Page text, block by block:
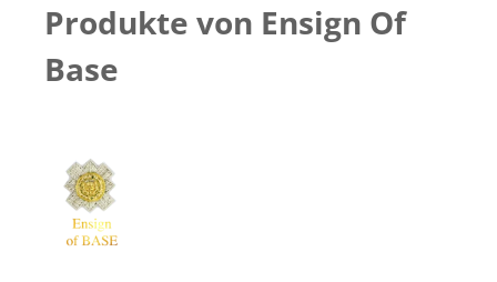
Produkte von Ensign Of
Base